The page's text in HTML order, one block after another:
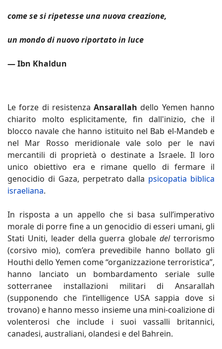
come se si ripetesse una nuova creazione,
un mondo di nuovo riportato in luce
— Ibn Khaldun
Le forze di resistenzaAnsarallah dello Yemen hanno
chiarito molto esplicitamente, fin dall'inizio, che il
blocco navale che hanno istituito nel Bab el-Mandeb e
nel Mar Rosso meridionale vale solo per le navi
mercantili di proprietà o destinate a Israele. Il loro
unico obiettivo era e rimane quello di fermare il
genocidio di Gaza, perpetrato dalla psicopatia biblica
israeliana.
In risposta a un appello che si basa sull’imperativo
morale di porre fine a un genocidio di esseri umani, gli
Stati Uniti, leader della guerra globaledelterrorismo
(corsivo mio), com’era prevedibile hanno bollato gli
Houthi dello Yemen come “organizzazione terroristica”,
hanno lanciato un bombardamento seriale sulle
sotterranee installazioni militari di Ansarallah
(supponendo che l’intelligence USA sappia dove si
trovano) e hanno messo insieme una mini-coalizione di
volenterosi che include i suoi vassalli britannici,
canadesi, australiani, olandesi e del Bahrein.